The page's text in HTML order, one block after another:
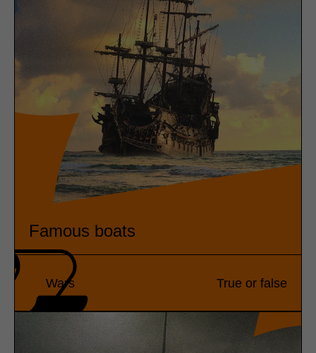
Famous boats
Wars True or false